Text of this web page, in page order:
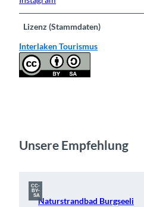
Lizenz (Stammdaten)
Interlaken Tourismus
Unsere Empfehlung
CC-
BY-
SA
Naturstrandbad Burgseeli